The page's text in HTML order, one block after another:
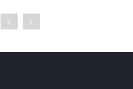
Цена выкупа